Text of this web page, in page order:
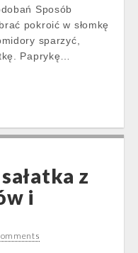
Sposób
pokroić w słomkę
sparzyć,
Paprykę…
z
i